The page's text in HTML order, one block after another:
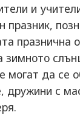
и
празник,
могат да се
дружини с